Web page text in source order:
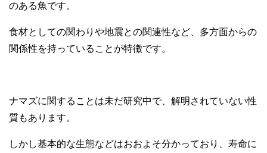
のある魚です。
食材としての関わりや地震との関連性など、多方面からの
関係性を持っていることが特徴です。
ナマズに関することは未だ研究中で、解明されていない性
質もあります。
しかし基本的な生態などはおおよそ分かっており、寿命に